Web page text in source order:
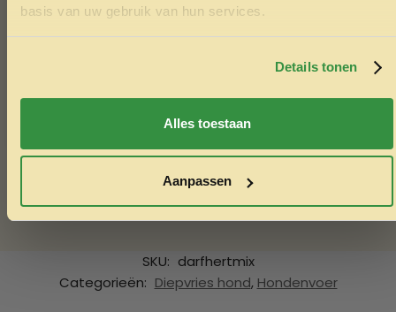
basis van uw gebruik van hun services.
Details tonen
Alles toestaan
Aanpassen
ingrediënten zonder onnodige toevoegingen. Dit
betekentgeen kunstmatige geur-, kleur- en
zorgvuldige selectie van ingrediënten. De voeding is
grotendeels biologisch en wordt op een milieuvriendelijke
manier geproduceerd. Van
, Darf biedt een breed assortiment dat bijdraagt
aan de gezondheid en vitaliteit van jouw hond.
SKU: darfhertmix
Categorieën: Diepvries hond, Hondenvoer
Ontvang korting
Door je in te schrijven ga je akkoord met het ontvangen van
Nee, ik wil geen korting